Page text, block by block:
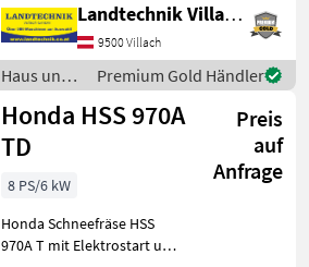
71 cm Räumbreite,
Raupenlaufwerk,
stufenloser
Hydrostatantrieb, 52 t/h
Räumleistung, 16 m
Auswurfweite, 2, 2
Landtechnik Villach GmbH
9500 Villach
Haus und
Garten /
Honda
Premium Gold Händler
Honda HSS 970A
TD
Preis
auf
Anfrage
8 PS/6 kW
Honda Schneefräse HSS
970A T mit Elektrostart und